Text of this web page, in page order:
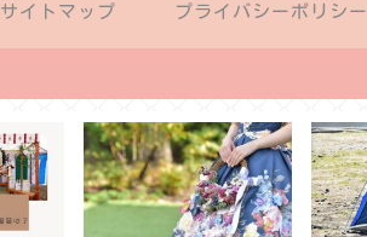
サイトマップ プライバシーポリシー